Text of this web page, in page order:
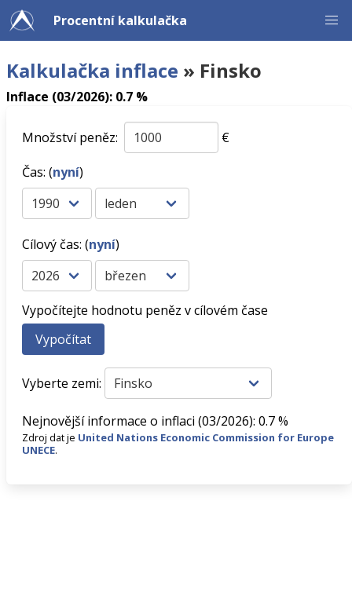
Procentní kalkulačka
Kalkulačka inflace » Finsko
Inflace (03/2026): 0.7 %
Množství peněz:
€
Čas: (nyní)
Cílový čas: (nyní)
Vypočítejte hodnotu peněz v cílovém čase
Vyberte zemi:
Nejnovější informace o inflaci (03/2026): 0.7 %
Zdroj dat je United Nations Economic Commission for Europe
UNECE.